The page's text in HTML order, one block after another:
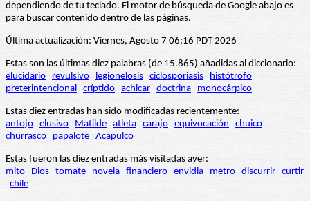
dependiendo de tu teclado. El motor de búsqueda de Google abajo es
para buscar contenido dentro de las páginas.
Última actualización: Viernes, Agosto 7 06:16 PDT 2026
Estas son las últimas diez palabras (de 15.865) añadidas al diccionario:
elucidario
revulsivo legionelosis ciclosporiasis
histótrofo
preterintencional críptido achicar doctrina monocárpico
Estas diez entradas han sido modificadas recientemente:
antojo elusivo Matilde atleta carajo equivocación
chuico
churrasco
papalote Acapulco
Estas fueron las diez entradas más visitadas ayer:
mito
Dios tomate novela financiero envidia metro discurrir curtir
chile